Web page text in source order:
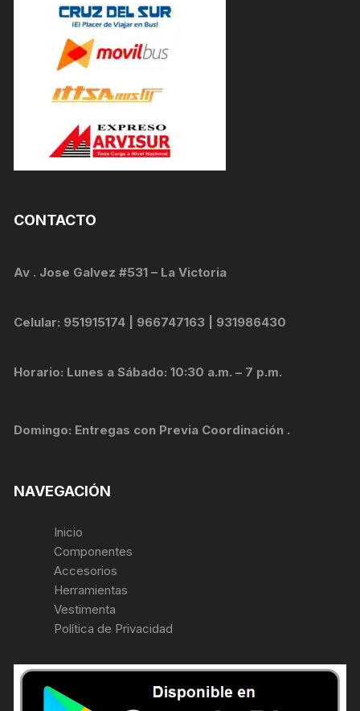
CONTACTO
Av . Jose Galvez #531 – La Victoria
Celular: 951915174 | 966747163 | 931986430
Horario: Lunes a Sábado: 10:30 a.m. – 7 p.m.
Domingo: Entregas con Previa Coordinación .
NAVEGACIÓN
Inicio
Componentes
Accesorios
Herramientas
Vestimenta
Política de Privacidad